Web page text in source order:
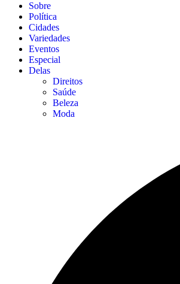
Sobre
Política
Cidades
Variedades
Eventos
Especial
Delas
Direitos
Saúde
Beleza
Moda